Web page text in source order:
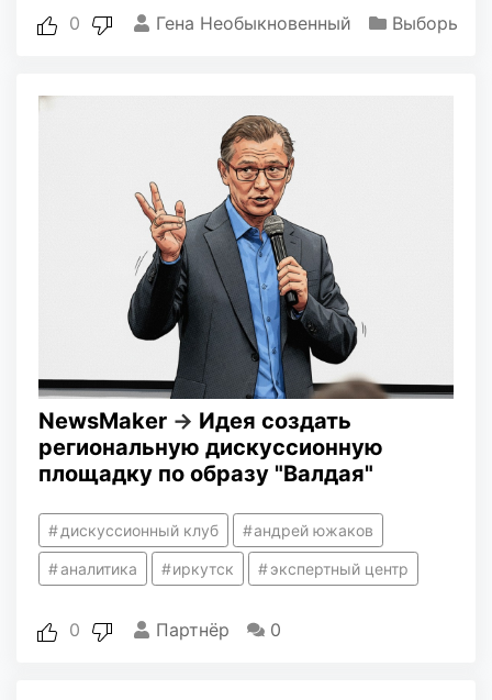
0 Гена Необыкновенный Выборы
NewsMaker → Идея создать
региональную дискуссионную
площадку по образу "Валдая"
дискуссионный клуб андрей южаков
аналитика иркутск экспертный центр
0 Партнёр 0